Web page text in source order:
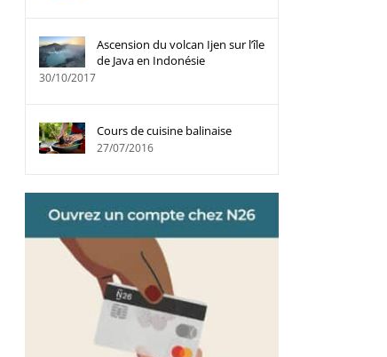
Ascension du volcan Ijen sur l’île
de Java en Indonésie
30/10/2017
Cours de cuisine balinaise
27/07/2016